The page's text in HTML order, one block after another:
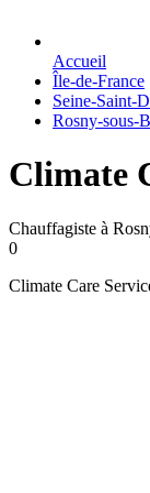
Accueil
Île-de-France
Seine-Saint-
Rosny-sous-
Climate
Chauffagiste à
0
Climate Care